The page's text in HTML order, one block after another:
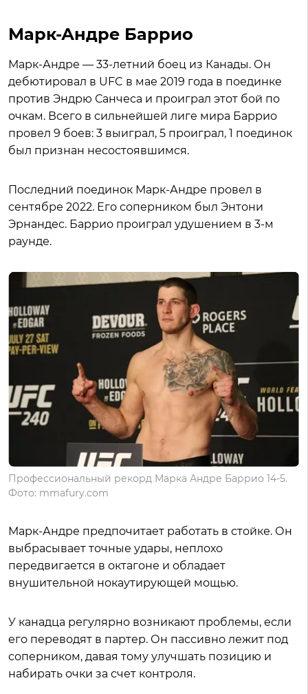
Марк-Андре Баррио
Марк-Андре — 33-летний боец из Канады. Он
дебютировал в UFC в мае 2019 года в поединке
против Эндрю Санчеса и проиграл этот бой по
очкам. Всего в сильнейшей лиге мира Баррио
провел 9 боев: 3 выиграл, 5 проиграл, 1 поединок
был признан несостоявшимся.
Последний поединок Марк-Андре провел в
сентябре 2022. Его соперником был Энтони
Эрнандес. Баррио проиграл удушением в 3-м
раунде.
Профессиональный рекорд Марка Андре Баррио 14-5.
Фото: mmafury.com
Марк-Андре предпочитает работать в стойке. Он
выбрасывает точные удары, неплохо
передвигается в октагоне и обладает
внушительной нокаутирующей мощью.
У канадца регулярно возникают проблемы, если
его переводят в партер. Он пассивно лежит под
соперником, давая тому улучшать позицию и
набирать очки за счет контроля.